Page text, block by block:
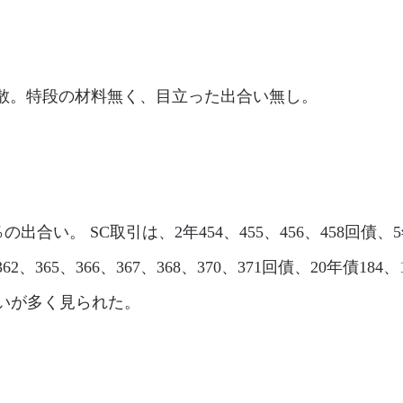
特段の材料無く、目立った出合い無し。
出合い。 SC取引は、2年454、455、456、458回債、
、365、366、367、368、370、371回債、20年債184
が多く見られた。